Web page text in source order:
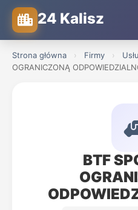
24 Kalisz
Strona główna › Firmy ›
OGRANICZONĄ
BTF